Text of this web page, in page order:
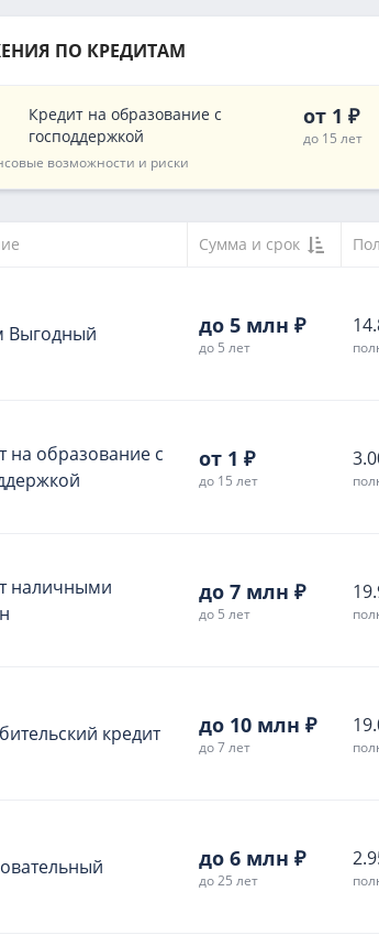
ПО КРЕДИТАМ
Кредит на образование с
господдержкой
от 1 ₽
до 15 лет
возможности и риски
Сумма и срок
Выгодный до 5 млн ₽
до 5 лет
на образование с
от 1 ₽
до 15 лет
наличными
до 7 млн ₽
до 5 лет
кредит до 10 млн ₽
до 7 лет
до 6 млн ₽
до 25 лет